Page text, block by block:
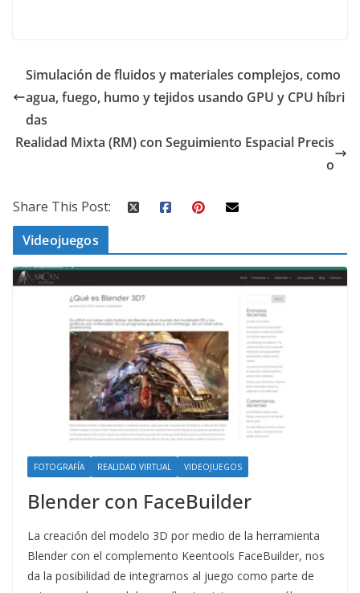
Simulación de fluidos y materiales complejos, como
agua, fuego, humo y tejidos usando GPU y CPU híbri
das
Realidad Mixta (RM) con Seguimiento Espacial Precis
o
Share This Post:
Videojuegos
FOTOGRAFÍA REALIDAD VIRTUAL VIDEOJUEGOS
Blender con FaceBuilder
La creación del modelo 3D por medio de la herramienta
Blender con el complemento Keentools FaceBuilder, nos
da la posibilidad de integrarnos al juego como parte de